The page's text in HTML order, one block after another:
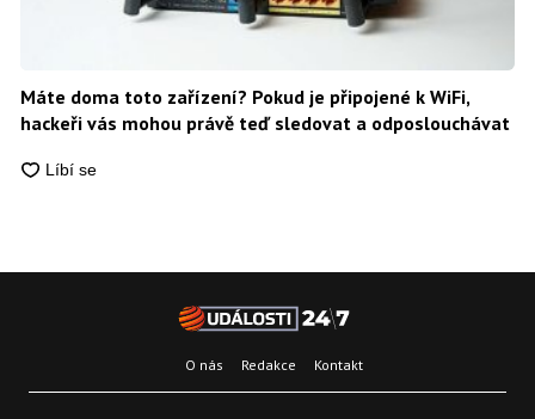
Máte doma toto zařízení? Pokud je připojené k WiFi,
hackeři vás mohou právě teď sledovat a odposlouchávat
O nás Redakce Kontakt